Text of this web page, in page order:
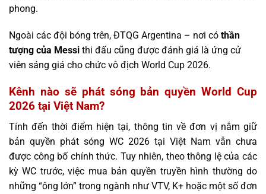
phong.
Ngoài các đội bóng trên, ĐTQG Argentina – nơi có thần
tượng của Messi thi đấu cũng được đánh giá là ứng cử
viên sáng giá cho chức vô địch World Cup 2026.
Kênh nào sẽ phát sóng bản quyền World Cup
2026 tại Việt Nam?
Tính đến thời điểm hiện tại, thông tin về đơn vị nắm giữ
bản quyền phát sóng WC 2026 tại Việt Nam vẫn chưa
được công bố chính thức. Tuy nhiên, theo thông lệ của các
kỳ WC trước, việc mua bản quyền truyền hình thường do
những “ông lớn” trong ngành như VTV, K+ hoặc một số đơn